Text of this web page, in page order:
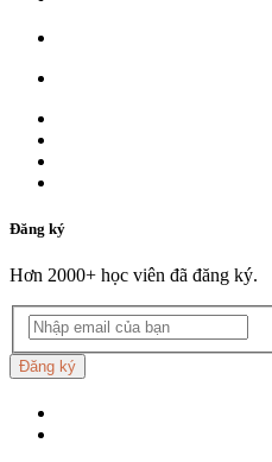
Đăng ký
Hơn 2000+ học viên đã đăng ký.
Đăng ký